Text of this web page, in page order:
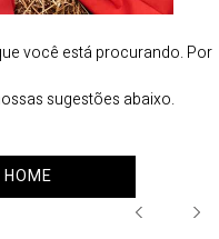
você está procurando. Por
sugestões abaixo.